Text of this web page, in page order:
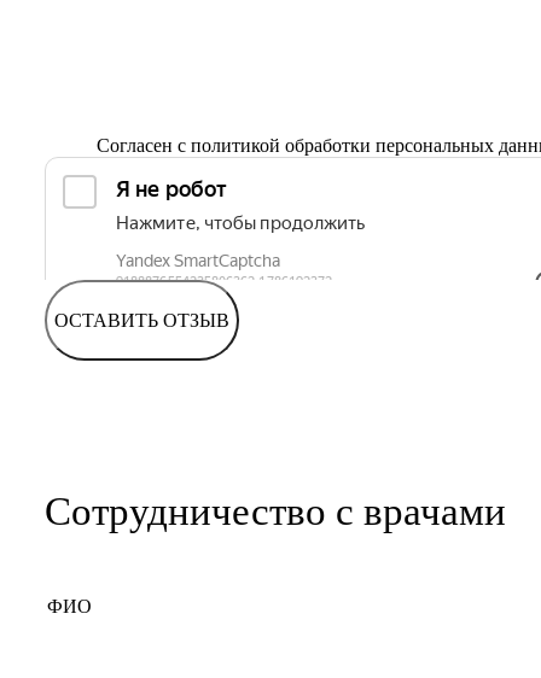
Согласен с политикой обработки персональных
ОСТАВИТЬ ОТЗЫВ
Сотрудничество с врачами